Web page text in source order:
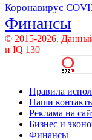
Коронавирус
Финансы
© 2015-2026.
и IQ 130
Правила
Наши
Реклама на
Бизнес и
Финансы